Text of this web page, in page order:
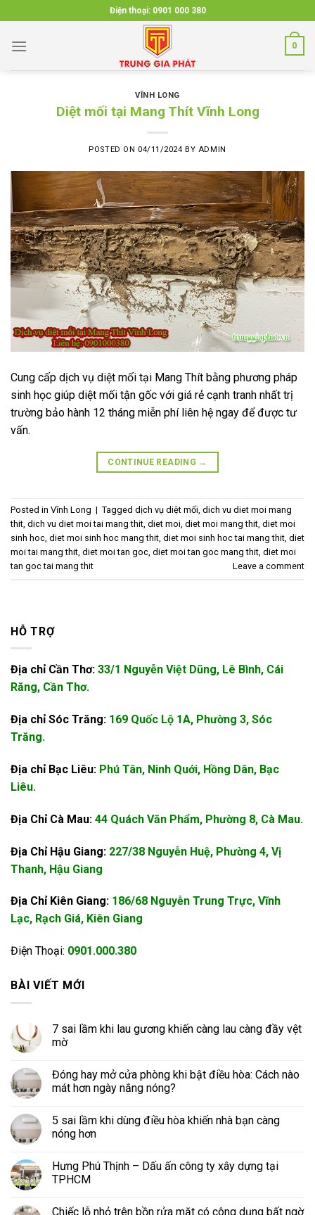
to
content
Điện thoại: 0901 000 380
0
VĨNH LONG
Diệt mối tại Mang Thít Vĩnh Long
POSTED ON 04/11/2024 BY ADMIN
Cung cấp dịch vụ diệt mối tại Mang Thít bằng phương pháp
sinh học giúp diệt mối tận gốc với giá rẻ cạnh tranh nhất trị
trường bảo hành 12 tháng miễn phí liên hệ ngay để được tư
vấn.
CONTINUE READING →
Posted in Vĩnh Long | Tagged dịch vụ diệt mối, dich vu diet moi mang
thit, dich vu diet moi tai mang thit, diet moi, diet moi mang thit, diet moi
sinh hoc, diet moi sinh hoc mang thit, diet moi sinh hoc tai mang thit, diet
moi tai mang thit, diet moi tan goc, diet moi tan goc mang thit, diet moi
tan goc tai mang thit
Leave a comment
HỖ TRỢ
Địa chỉ Cần Thơ: 33/1 Nguyễn Việt Dũng, Lê Bình, Cái
Răng, Cần Thơ.
Địa chỉ Sóc Trăng: 169 Quốc Lộ 1A, Phường 3, Sóc
Trăng.
Địa chỉ Bạc Liêu: Phú Tân, Ninh Quới, Hồng Dân, Bạc
Liêu.
Địa Chỉ Cà Mau: 44 Quách Văn Phẩm, Phường 8, Cà Mau.
Địa Chỉ Hậu Giang: 227/38 Nguyễn Huệ, Phường 4, Vị
Thanh, Hậu Giang
Địa Chỉ Kiên Giang: 186/68 Nguyễn Trung Trực, Vĩnh
Lạc, Rạch Giá, Kiên Giang
Điện Thoại: 0901.000.380
BÀI VIẾT MỚI
7 sai lầm khi lau gương khiến càng lau càng đầy vệt
mờ
Đóng hay mở cửa phòng khi bật điều hòa: Cách nào
mát hơn ngày nắng nóng?
5 sai lầm khi dùng điều hòa khiến nhà bạn càng
nóng hơn
Hưng Phú Thịnh – Dấu ấn công ty xây dựng tại
TPHCM
Chiếc lỗ nhỏ trên bồn rửa mặt có công dụng bất ngờ